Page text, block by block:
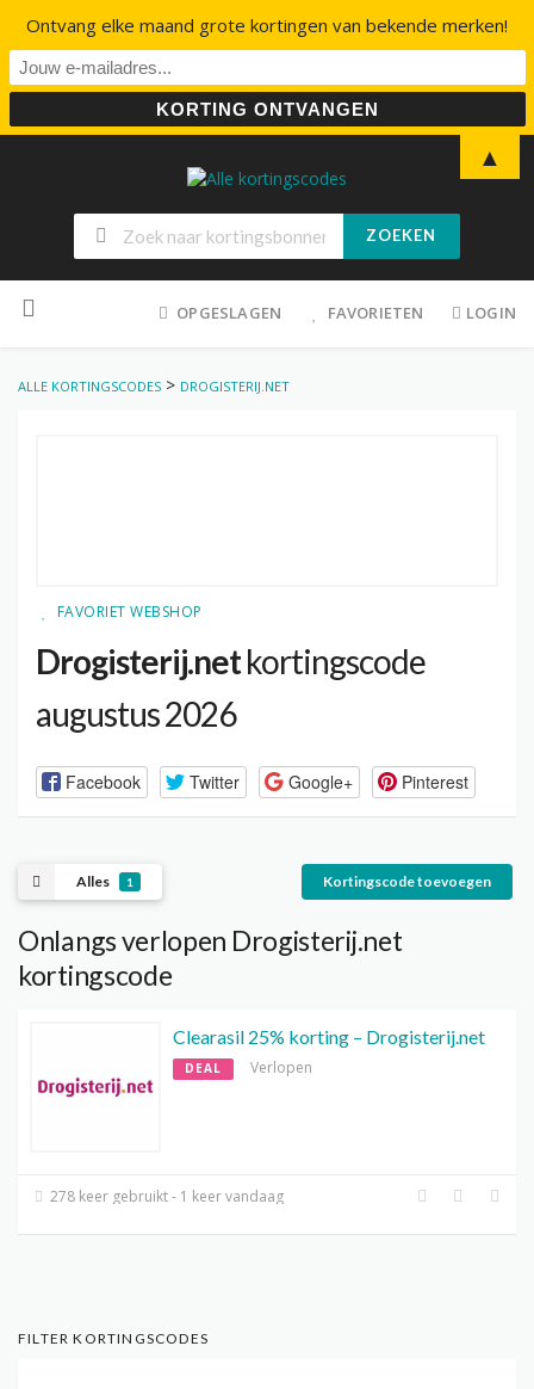
ZOEKEN
to
OPGESLAGEN FAVORIETEN LOGIN
ALLE KORTINGSCODES > DROGISTERIJ.NET
FAVORIET WEBSHOP
Drogisterij.netkortingscode
augustus 2026
Facebook Twitter Google+ Pinterest
Alles 1 Kortingscode toevoegen
Onlangs verlopen Drogisterij.net
kortingscode
Clearasil 25% korting – Drogisterij.net
DEAL Verlopen
278 keer gebruikt - 1 keer vandaag
FILTER KORTINGSCODES
Ontvang elke maand grote kortingen van bekende merken!
▲